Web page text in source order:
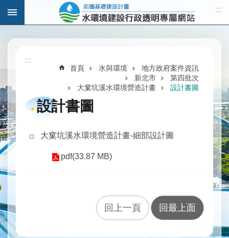
跳到主要內容區塊
進
計
畫
說
水
展
水
:::
:::
首頁 水與環境
地方政府案件資訊
新北市
第四批次
大窠坑溪水環境營造計畫
設計書圖
設計書圖
大窠坑溪水環境營造計畫-細部設計圖
pdf(33.87 MB)
回上一頁 回最上面